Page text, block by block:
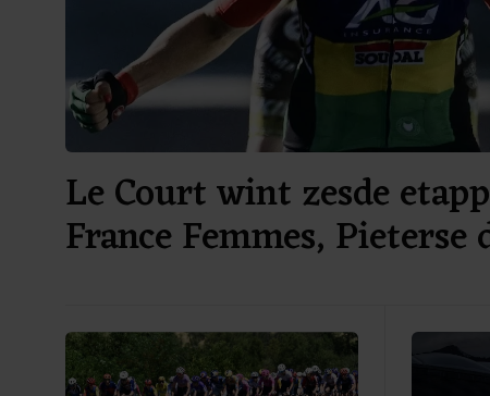
Le Court wint zesde
France Femmes, Pieterse